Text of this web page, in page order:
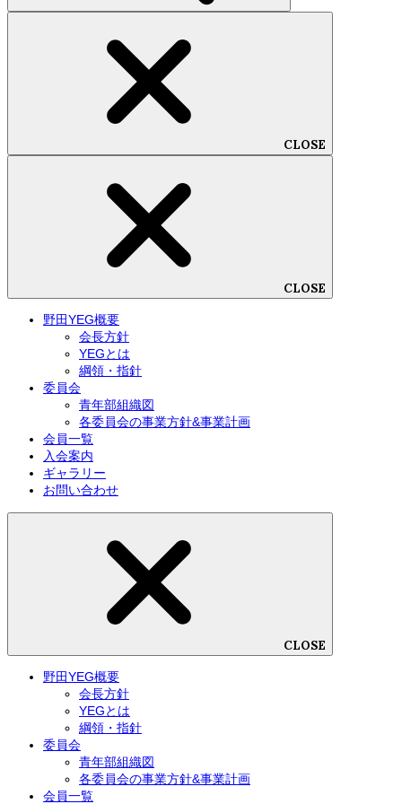
CLOSE
CLOSE
野田YEG概要
会長方針
YEGとは
綱領・指針
委員会
青年部組織図
各委員会の事業方針&事業計画
会員一覧
入会案内
ギャラリー
お問い合わせ
CLOSE
野田YEG概要
会長方針
YEGとは
綱領・指針
委員会
青年部組織図
各委員会の事業方針&事業計画
会員一覧